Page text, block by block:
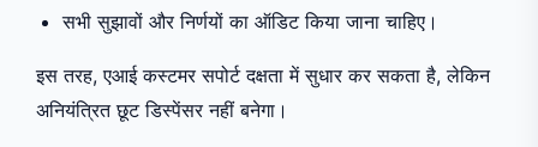
सभी सुझावों और निर्णयों का ऑडिट किया जाना चाहिए।
इस तरह, एआई कस्टमर सपोर्ट दक्षता में सुधार कर सकता है, लेकिन
अनियंत्रित छूट डिस्पेंसर नहीं बनेगा।